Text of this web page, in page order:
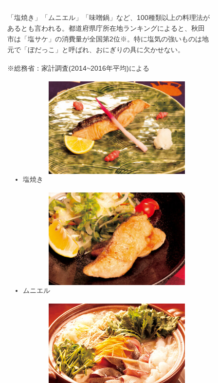
「塩焼き」「ムニエル」「味噌鍋」など、100種類以上の料理法が
あるとも言われる。都道府県庁所在地ランキングによると、秋田
市は「塩サケ」の消費量が全国第2位※。特に塩気の強いものは地
元で「ぼだっこ」と呼ばれ、おにぎりの具に欠かせない。
※総務省：家計調査(2014~2016年平均)による
塩焼き
ムニエル